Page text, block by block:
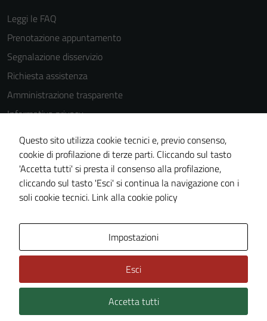
Leggi le FAQ
Prenotazione appuntamento
Segnalazione disservizio
Richiesta assistenza
Amministrazione trasparente
Informativa privacy
Cookie Policy
Note legali
Dichiarazione di accessibilità
Piano di miglioramento del sito
Technical Design s.r.l.
Questo sito utilizza cookie tecnici e, previo consenso,
cookie di profilazione di terze parti. Cliccando sul tasto
'Accetta tutti' si presta il consenso alla profilazione,
cliccando sul tasto 'Esci' si continua la navigazione con i
soli cookie tecnici. Link alla cookie policy
Impostazioni
Esci
Accetta tutti